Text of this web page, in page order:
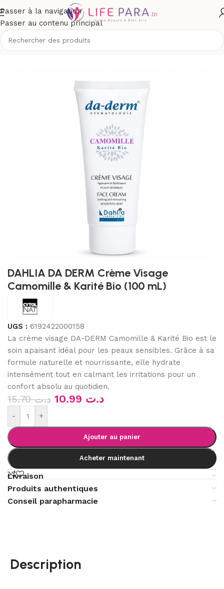
Passer à la navigation
Passer au contenu principal
Accueil/Boutique/Visage/Soins hydratants et nourrissants
DAHLIA DA DERM Crème Visage
Camomille & Karité Bio (100 mL)
UGS : 6192422000158
La crème visage DA-DERM Camomille & Karité Bio est le
soin apaisant idéal pour les peaux sensibles. Grâce à sa
formule naturelle et nourrissante, elle hydrate
intensément tout en calmant les irritations pour un
confort absolu au quotidien.
د.ت15.70 د.ت
- +
Ajouter au panier
Acheter maintenant
Livraison
Produits authentiques
Conseil parapharmacie
Description